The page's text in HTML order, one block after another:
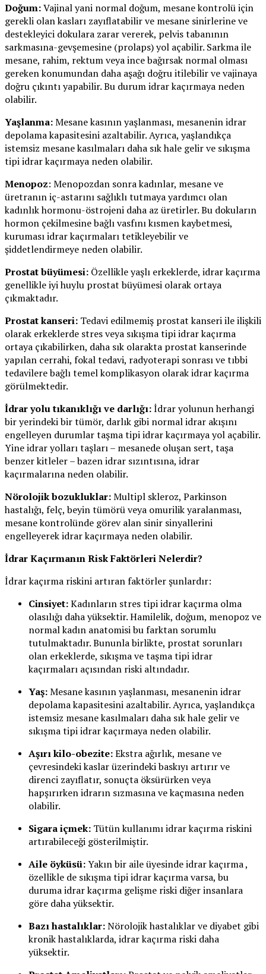
Doğum:Vajinal yani normal doğum, mesane kontrolü için
gerekli olan kasları zayıflatabilir ve mesane sinirlerine ve
destekleyici dokulara zarar vererek, pelvis tabanının
sarkmasına-gevşemesine (prolaps) yol açabilir. Sarkma ile
mesane, rahim, rektum veya ince bağırsak normal olması
gereken konumundan daha aşağı doğru itilebilir ve vajinaya
doğru çıkıntı yapabilir. Bu durum idrar kaçırmaya neden
olabilir.
Yaşlanma:Mesane kasının yaşlanması, mesanenin idrar
depolama kapasitesini azaltabilir. Ayrıca, yaşlandıkça
istemsiz mesane kasılmaları daha sık hale gelir ve sıkışma
tipi idrar kaçırmaya neden olabilir.
Menopoz: Menopozdan sonra kadınlar, mesane ve
üretranın iç-astarını sağlıklı tutmaya yardımcı olan
kadınlık hormonu-östrojeni daha az üretirler. Bu dokuların
hormon çekilmesine bağlı vasfını kısmen kaybetmesi,
kuruması idrar kaçırmaları tetikleyebilir ve
şiddetlendirmeye neden olabilir.
Prostat büyümesi: Özellikle yaşlı erkeklerde, idrar kaçırma
genellikle iyi huylu prostat büyümesi olarak ortaya
çıkmaktadır.
Prostat kanseri: Tedavi edilmemiş prostat kanseri ile ilişkili
olarak erkeklerde stres veya sıkışma tipi idrar kaçırma
ortaya çıkabilirken, daha sık olarakta prostat kanserinde
yapılan cerrahi, fokal tedavi, radyoterapi sonrası ve tıbbi
tedavilere bağlı temel komplikasyon olarak idrar kaçırma
görülmektedir.
İdrar yolu tıkanıklığı ve darlığı:İdrar yolunun herhangi
bir yerindeki bir tümör, darlık gibi normal idrar akışını
engelleyen durumlar taşma tipi idrar kaçırmaya yol açabilir.
Yine idrar yolları taşları – mesanede oluşan sert, taşa
benzer kitleler – bazen idrar sızıntısına, idrar
kaçırmalarına neden olabilir.
Nörolojik bozukluklar:Multipl skleroz, Parkinson
hastalığı, felç, beyin tümörü veya omurilik yaralanması,
mesane kontrolünde görev alan sinir sinyallerini
engelleyerek idrar kaçırmaya neden olabilir.
İdrar Kaçırmanın Risk Faktörleri Nelerdir?
İdrar kaçırma riskini artıran faktörler şunlardır:
Cinsiyet:Kadınların stres tipi idrar kaçırma olma
olasılığı daha yüksektir. Hamilelik, doğum, menopoz ve
normal kadın anatomisi bu farktan sorumlu
tutulmaktadır. Bununla birlikte, prostat sorunları
olan erkeklerde, sıkışma ve taşma tipi idrar
kaçırmaları açısından riski altındadır.
Yaş:Mesane kasının yaşlanması, mesanenin idrar
depolama kapasitesini azaltabilir. Ayrıca, yaşlandıkça
istemsiz mesane kasılmaları daha sık hale gelir ve
sıkışma tipi idrar kaçırmaya neden olabilir.
Aşırı kilo-obezite:Ekstra ağırlık, mesane ve
çevresindeki kaslar üzerindeki baskıyı artırır ve
direnci zayıflatır, sonuçta öksürürken veya
hapşırırken idrarın sızmasına ve kaçmasına neden
olabilir.
Sigara içmek: Tütün kullanımı idrar kaçırma riskini
artırabileceği gösterilmiştir.
Aile öyküsü:Yakın bir aile üyesinde idrar kaçırma ,
özellikle de sıkışma tipi idrar kaçırma varsa, bu
duruma idrar kaçırma gelişme riski diğer insanlara
göre daha yüksektir.
Bazı hastalıklar:Nörolojik hastalıklar ve diyabet gibi
kronik hastalıklarda, idrar kaçırma riski daha
yüksektir.